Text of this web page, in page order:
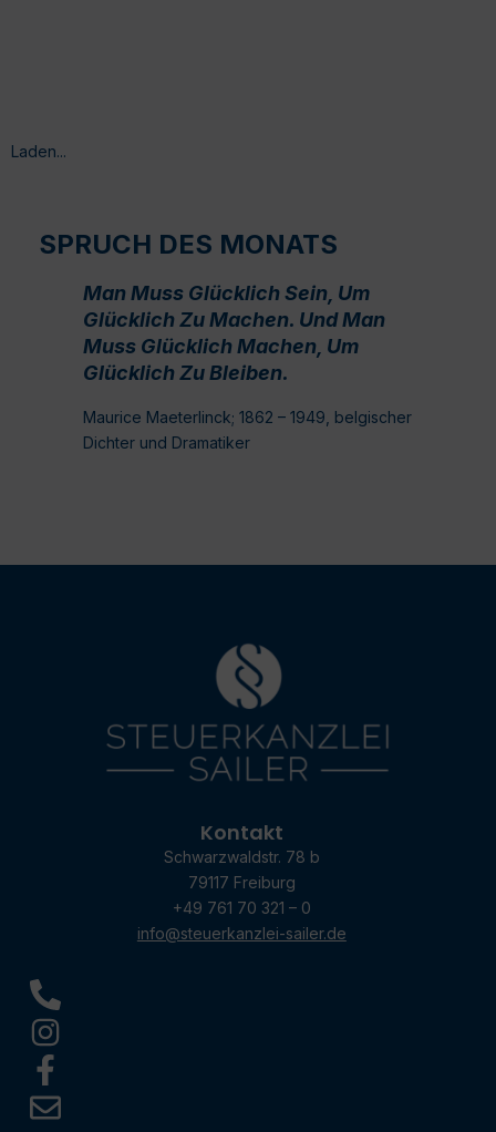
Laden...
SPRUCH DES MONATS
Man Muss Glücklich Sein, Um
Glücklich Zu Machen. Und Man
Muss Glücklich Machen, Um
Glücklich Zu Bleiben.
Maurice Maeterlinck; 1862 – 1949, belgischer
Dichter und Dramatiker
Kontakt
Schwarzwaldstr. 78 b
79117 Freiburg
+49 761 70 321 – 0
info@steuerkanzlei-sailer.de